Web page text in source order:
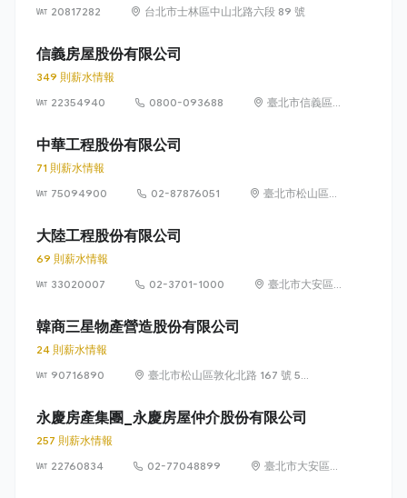
20817282
台北市士林區中山北路六段 89 號
信義房屋股份有限公司
349 則薪水情報
22354940
0800-093688
臺北市信義區
中華工程股份有限公司
71 則薪水情報
75094900
02-87876051
臺北市松山區東
大陸工程股份有限公司
69 則薪水情報
33020007
02-3701-1000
臺北市大安區
韓商三星物產營造股份有限公司
24 則薪水情報
90716890
臺北市松山區敦化北路 167 號 5
永慶房產集團_永慶房屋仲介股份有限公司
257 則薪水情報
22760834
02-77048899
臺北市大安區敦